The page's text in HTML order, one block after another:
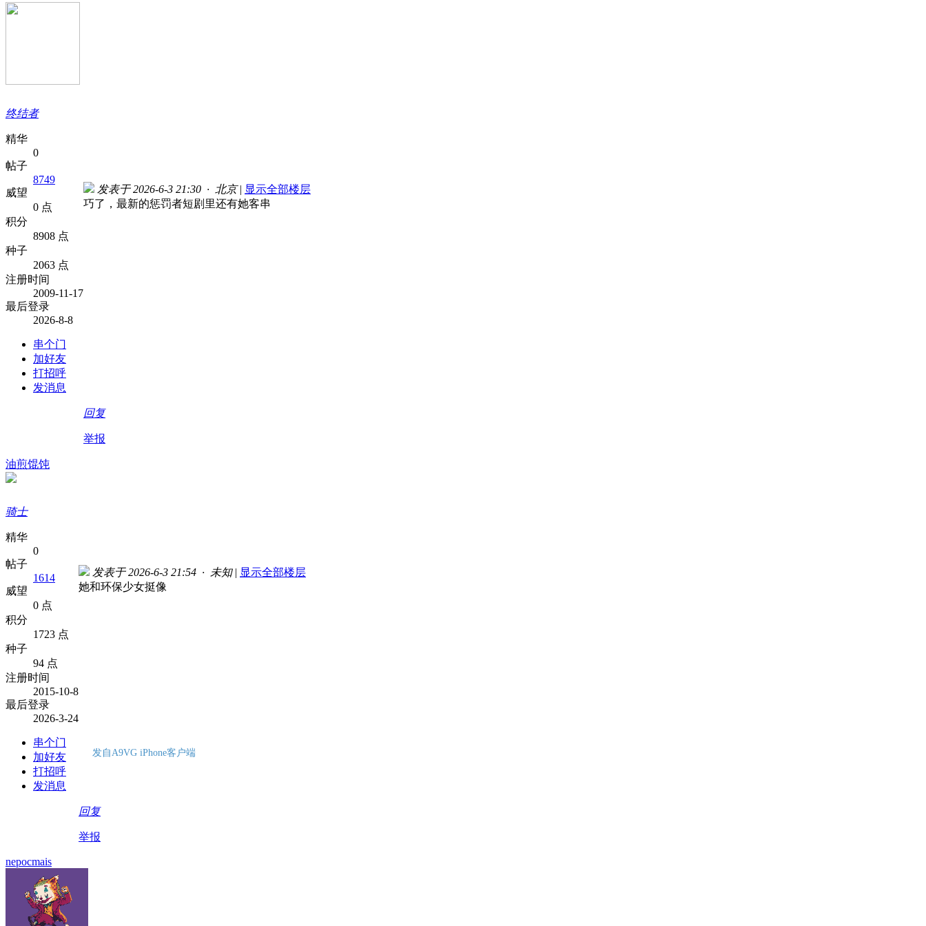
终结者
精华
0
帖子
8749
威望
0 点
积分
8908 点
种子
2063 点
注册时间
2009-11-17
最后登录
2026-8-8
串个门
加好友
打招呼
发消息
发表于 2026-6-3 21:30 · 北京 | 显示全部楼层
巧了，最新的惩罚者短剧里还有她客串
回复
举报
油煎馄饨
骑士
精华
0
帖子
1614
威望
0 点
积分
1723 点
种子
94 点
注册时间
2015-10-8
最后登录
2026-3-24
串个门
加好友
打招呼
发消息
发表于 2026-6-3 21:54 · 未知 | 显示全部楼层
她和环保少女挺像
发自A9VG iPhone客户端
回复
举报
nepocmais